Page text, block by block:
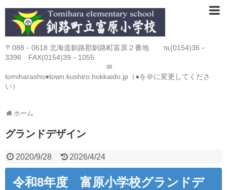
〒088－0618 北海道釧路郡釧路町富原２番地 ℡(0154)36－
3396 FAX(0154)39－1055
✉
tomiharasho●town.kushiro.hokkaido.jp（●を＠に変更してくださ
い）
ホーム
グランドデザイン
2020/9/28 2026/4/24
令和8年度 富原小学校グランドデ